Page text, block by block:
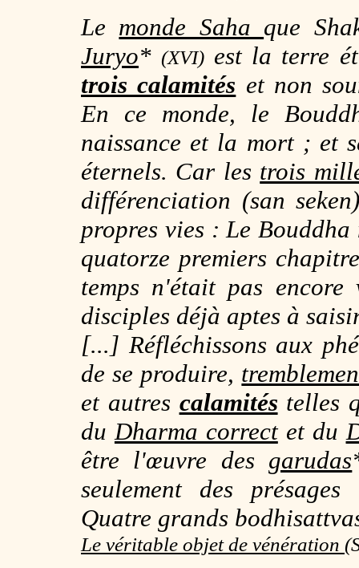
Le monde Saha que
Juryo* (XVI) est la terre
trois calamités et non
En ce monde, le
naissance et la mort ; et
éternels. Car les trois
différenciation (san
propres vies : Le
quatorze premiers
temps n'était pas
disciples déjà aptes à
[...] Réfléchissons aux
de se produire,
et autres calamités telles
duDharma correctet du
être l'œuvre des garudas
seulement des
Quatre grands
Le véritable objet de vénération (